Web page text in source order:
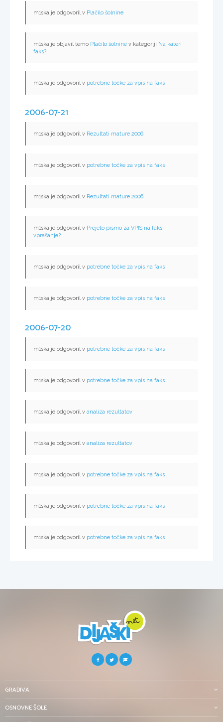
m1ska je odgovoril v Plačilo šolnine
m1ska je objavil temo Plačilo šolnine v kategoriji Na kateri
faks?
m1ska je odgovoril v potrebne točke za vpis na faks
2006-07-21
m1ska je odgovoril v Rezultati mature 2006
m1ska je odgovoril v potrebne točke za vpis na faks
m1ska je odgovoril v Rezultati mature 2006
m1ska je odgovoril v Prejeto pismo za VPIS na faks-
vprašanje?
m1ska je odgovoril v potrebne točke za vpis na faks
m1ska je odgovoril v potrebne točke za vpis na faks
2006-07-20
m1ska je odgovoril v potrebne točke za vpis na faks
m1ska je odgovoril v potrebne točke za vpis na faks
m1ska je odgovoril v analiza rezultatov
m1ska je odgovoril v analiza rezultatov
m1ska je odgovoril v potrebne točke za vpis na faks
m1ska je odgovoril v potrebne točke za vpis na faks
m1ska je odgovoril v potrebne točke za vpis na faks
GRADIVA
OSNOVNE ŠOLE